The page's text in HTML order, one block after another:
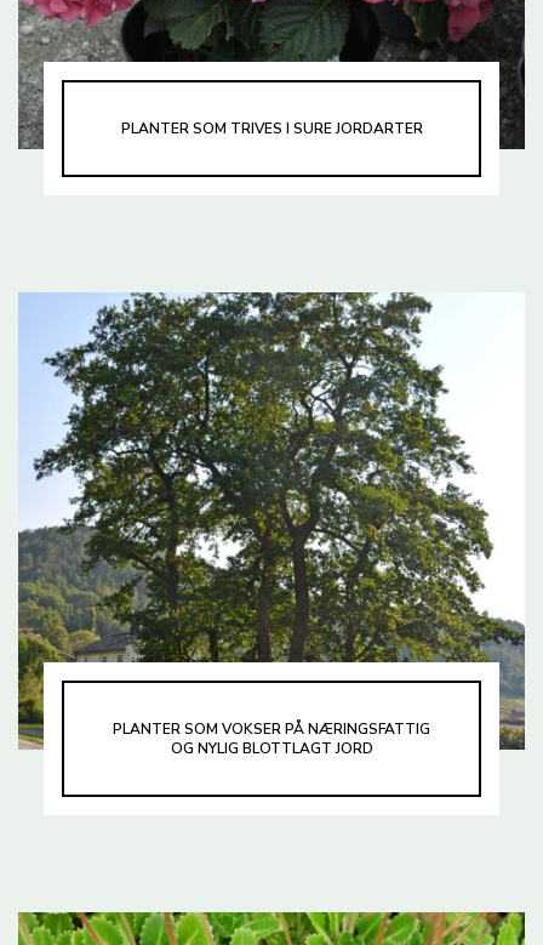
PLANTER SOM TRIVES I SURE JORDARTER
PLANTER SOM VOKSER PÅ NÆRINGSFATTIG
OG NYLIG BLOTTLAGT JORD